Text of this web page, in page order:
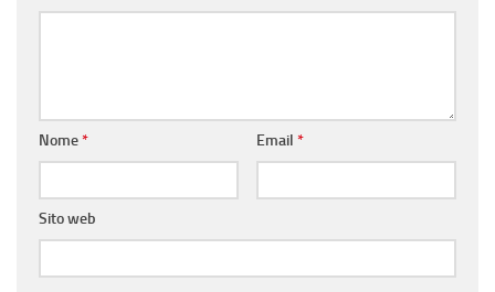
Nome* Email *
Sito web